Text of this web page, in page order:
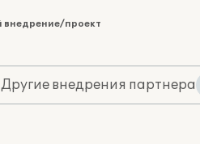
внедрение/проект
Другие внедрения партнера